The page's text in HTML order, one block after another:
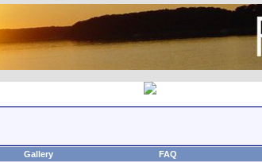
Gallery FAQ